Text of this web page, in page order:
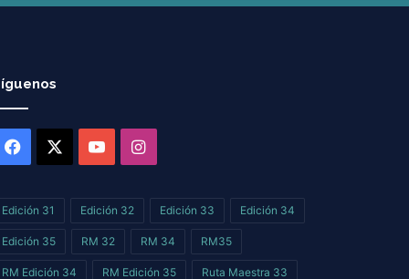
g
a
s
Facebook YouTubeInstagram
Edición 31 Edición 32 Edición 33 Edición 34
Edición 35 RM 32 RM 34 RM35
RM Edición 34 RM Edición 35 Ruta Maestra 33